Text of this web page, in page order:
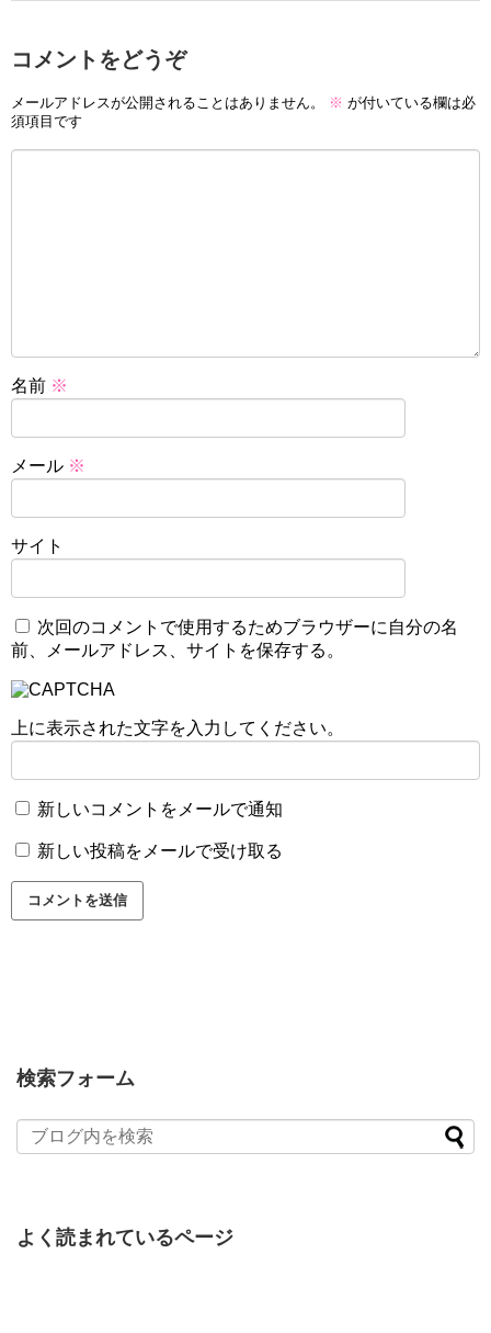
コメントをどうぞ
メールアドレスが公開されることはありません。 ※ が付いている欄は必
須項目です
名前 ※
メール ※
サイト
次回のコメントで使用するためブラウザーに自分の名
前、メールアドレス、サイトを保存する。
上に表示された文字を入力してください。
新しいコメントをメールで通知
新しい投稿をメールで受け取る
検索フォーム
よく読まれているページ